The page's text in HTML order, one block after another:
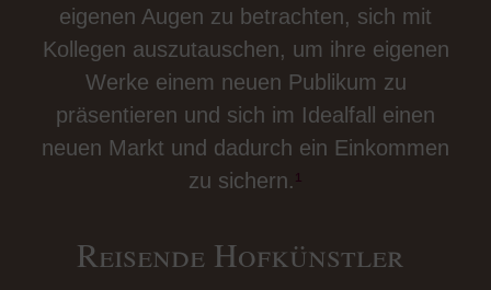
eigenen Augen zu betrachten, sich mit
Kollegen auszutauschen, um ihre eigenen
Werke einem neuen Publikum zu
präsentieren und sich im Idealfall einen
neuen Markt und dadurch ein Einkommen
zu sichern.¹
Reisende Hofkünstler